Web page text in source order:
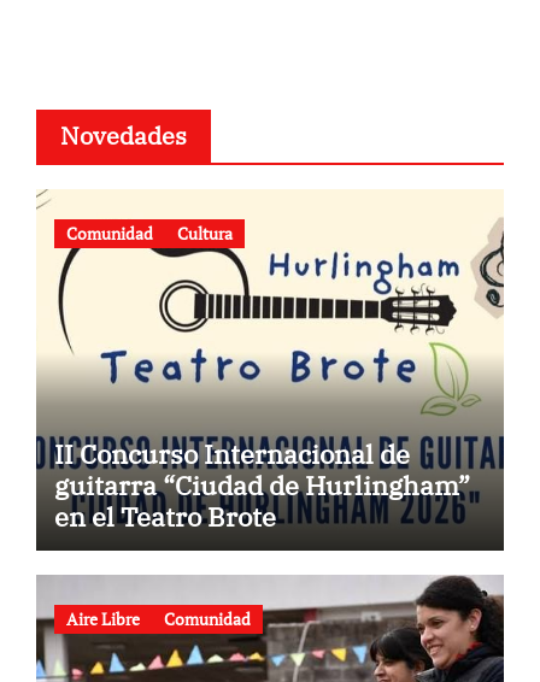
Novedades
Comunidad Cultura
II Concurso Internacional de
guitarra “Ciudad de Hurlingham”
en el Teatro Brote
Aire Libre Comunidad